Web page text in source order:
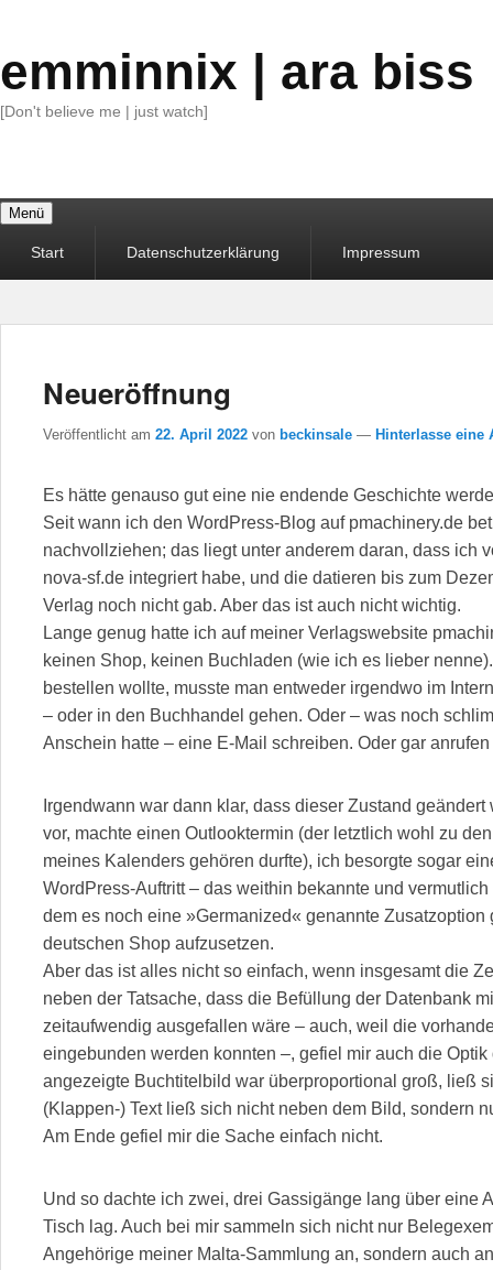
emminnix | ara biss
[Don't believe me | just watch]
Menü
MenüStart Datenschutzerklärung Impressum
Neueröffnung
Veröffentlicht am 22. April 2022 von beckinsale — Hinterlasse eine
Es hätte genauso gut eine nie endende Geschichte
Seit wann ich den WordPress-Blog auf pmachinery.de
nachvollziehen; das liegt unter anderem daran, dass ich
nova-sf.de integriert habe, und die datieren bis zum
Verlag noch nicht gab. Aber das ist auch nicht wichtig.
Lange genug hatte ich auf meiner Verlagswebsite
keinen Shop, keinen Buchladen (wie ich es lieber
bestellen wollte, musste man entweder irgendwo im
– oder in den Buchhandel gehen. Oder – was noch
Anschein hatte – eine E-Mail schreiben. Oder gar anrufen
Irgendwann war dann klar, dass dieser Zustand
vor, machte einen Outlooktermin (der letztlich wohl zu
meines Kalenders gehören durfte), ich besorgte sogar
WordPress-Auftritt – das weithin bekannte und
dem es noch eine »Germanized« genannte
deutschen Shop aufzusetzen.
Aber das ist alles nicht so einfach, wenn insgesamt die
neben der Tatsache, dass die Befüllung der Datenbank
zeitaufwendig ausgefallen wäre – auch, weil die
eingebunden werden konnten –, gefiel mir auch die
angezeigte Buchtitelbild war überproportional groß, ließ
(Klappen-) Text ließ sich nicht neben dem Bild, sondern
Am Ende gefiel mir die Sache einfach nicht.
Und so dachte ich zwei, drei Gassigänge lang über eine
Tisch lag. Auch bei mir sammeln sich nicht nur
Angehörige meiner Malta-Sammlung an, sondern auch